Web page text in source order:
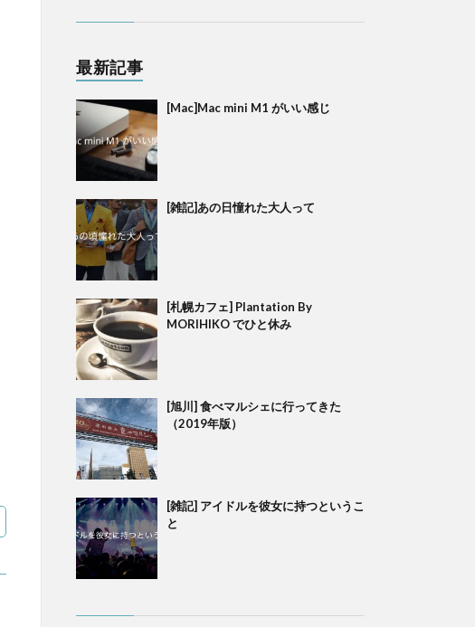
最新記事
[Mac]Mac mini M1 がいい感じ
[雑記]あの日憧れた大人って
[札幌カフェ] Plantation By
MORIHIKO でひと休み
[旭川] 食べマルシェに行ってきた
（2019年版）
[雑記] アイドルを彼女に持つというこ
と